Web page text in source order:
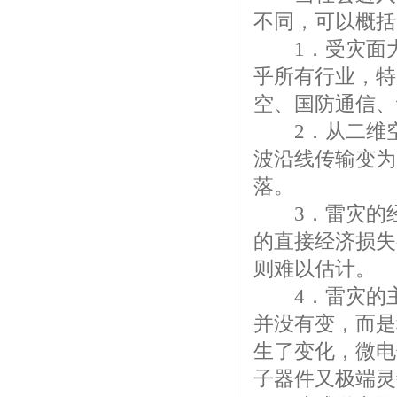
不同，可以概
1．受灾面大
乎所有行业，
空、国防通信
2．从二维空
波沿线传输变
落。
3．雷灾的经
的直接经济损
则难以估计。
4．雷灾的主
并没有变，而
生了变化，微
子器件又极端